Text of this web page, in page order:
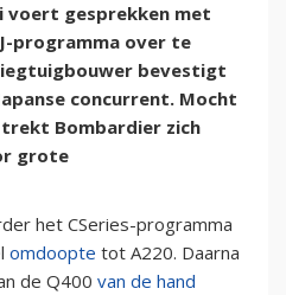
voert gesprekken met
programma over te
bevestigt
concurrent. Mocht
Bombardier zich
grote
het CSeries-programma
omdoopte tot A220. Daarna
de Q400 van de hand